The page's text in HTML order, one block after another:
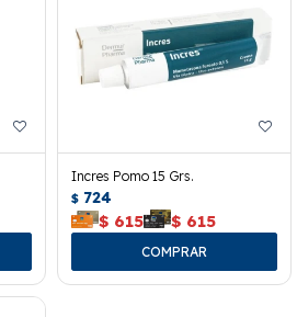
Incres Pomo 15 Grs.
$ 724
$ 615 $ 615